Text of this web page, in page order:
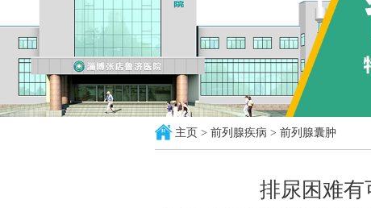
主页 > 前列腺疾病 > 前列腺囊肿
排尿困难有